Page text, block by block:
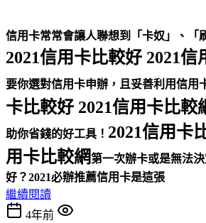
信用卡常常會讓人聯想到「卡奴」、「
2021信用卡比較好 2021信
要你選對信用卡申辦，且妥善利用信用
卡比較好 2021信用卡比較
助你省錢的好工具！ 2021信用卡
用卡比較網第一次辦卡或是無法
好？2021必辦推薦信用卡是這張
繼續閱讀
4年前